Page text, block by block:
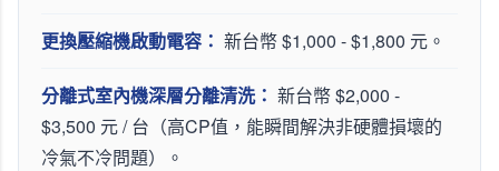
更換壓縮機啟動電容： 新台幣 $1,000 - $1,800 元。
分離式室內機深層分離清洗： 新台幣 $2,000 -
$3,500 元 / 台（高CP值，能瞬間解決非硬體損壞的
冷氣不冷問題）。